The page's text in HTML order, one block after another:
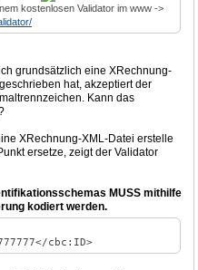
kostenlosen Validator im www ->
grundsätzlich eine XRechnung-
hat, akzeptiert der
Kann das
XRechnung-XML-Datei erstelle
ersetze, zeigt der Validator
MUSS mithilfe
kodiert werden.
cbc:ID>